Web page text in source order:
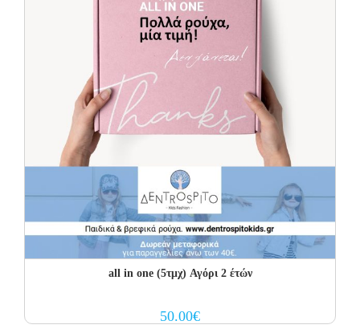
all in one (5τμχ) Αγόρι 2 έτών
50.00€